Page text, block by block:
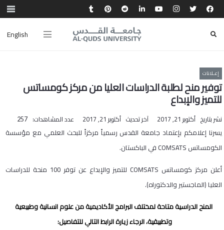
English
إعـلانات
توفير منح لطلبة الدراسات العليا من مركز كومساتس
للتميز والإبداع
نشر بتاريخ أكتوبر 21, 2017 آخر تحديث أكتوبر 21, 2017 عدد المشاهدات: 257
يسرنا إعلامكم بإعتماد جامعة القدس رسمياً مركزاً للبحث العلمي مع مؤسسة
الكومساتس COMSATS في الباكستان.
أعلن مركز كومساتس COMSATS للتميز والإبداع عن توفر 100 منحة للدراسات
العليا (الماجستير والدكتوراه).
المنح الدراسية متاحة لمختلف البرامج الأكاديمية من علوم انسانية وطبيعية
وتطبيقية، الرجاء زيارة الرابط التالي للتفاصيل: